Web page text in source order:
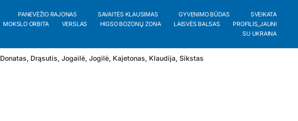
PANEVĖŽIO RAJONAS SAVAITĖS KLAUSIMAS GYVENIMO BŪDAS
SVEIKATA
MOKSLO ORBITA VERSLAS HIGSO BOZONŲ ZONA LAISVĖS BALSAS
PROFILIS_JAUNI
SU UKRAINA
Donatas, Drąsutis, Jogailė, Jogilė, Kajetonas, Klaudija, Sikstas